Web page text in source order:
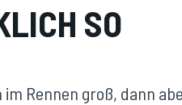
SO
Rennen groß, dann